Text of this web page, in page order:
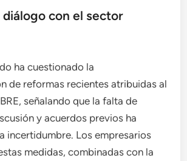
diálogo con el sector
ha cuestionado la
de reformas recientes atribuidas al
señalando que la falta de
y acuerdos previos ha
incertidumbre. Los empresarios
medidas, combinadas con la